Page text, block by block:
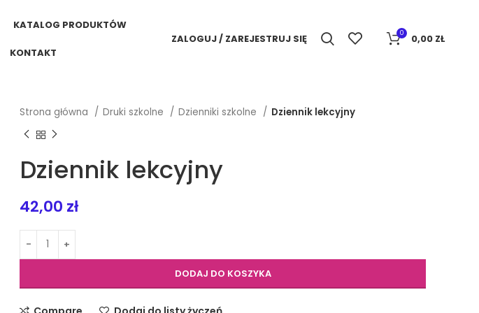
KATALOG PRODUKTÓW
KONTAKT
ZALOGUJ / ZAREJESTRUJ SIĘ 0 0,00 ZŁ
Strona główna Druki szkolne Dzienniki szkolne Dziennik lekcyjny
Dziennik lekcyjny
42,00 zł
DODAJ DO KOSZYKA